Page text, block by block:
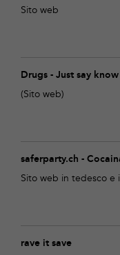
Sito web
Drugs - Just say know
(Sito web)
saferparty.ch -
Sito web in tedesco e
rave it save